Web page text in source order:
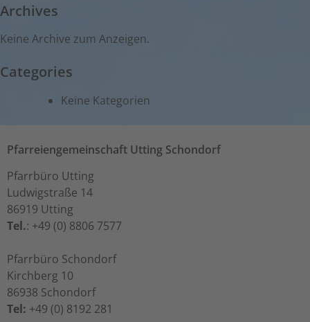
Archives
Keine Archive zum Anzeigen.
Categories
Keine Kategorien
Pfarreiengemeinschaft Utting Schondorf
Pfarrbüro Utting
Ludwigstraße 14
86919 Utting
Tel.: +49 (0) 8806 7577
Pfarrbüro Schondorf
Kirchberg 10
86938 Schondorf
Tel: +49 (0) 8192 281